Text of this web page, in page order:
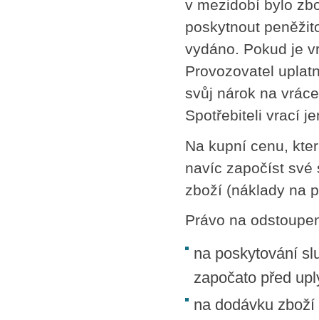
v mezidobí bylo
poskytnout
vydáno. Pokud je
Provozovatel
svůj nárok na
Spotřebiteli vrací
Na kupní cenu,
navíc započíst své
zboží (náklady na
Právo na
na poskytování
započato před
na dodávku